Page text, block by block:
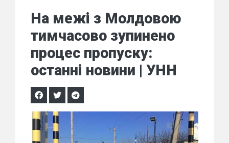
На межі з Молдовою
тимчасово зупинено
процес пропуску:
останні новини | УНН